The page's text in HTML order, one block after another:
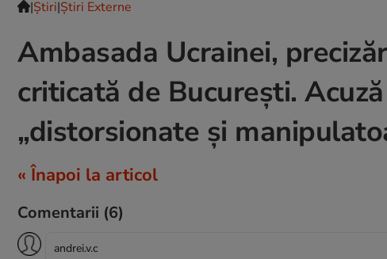
|Ştiri|Știri Externe
Ambasada Ucrainei,
criticată de București.
„distorsionate și
« Înapoi la articol
Comentarii (6)
andrei.v.c